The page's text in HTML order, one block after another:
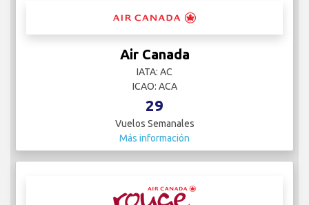
Air Canada
IATA: AC
ICAO: ACA
29
Vuelos Semanales
Más información